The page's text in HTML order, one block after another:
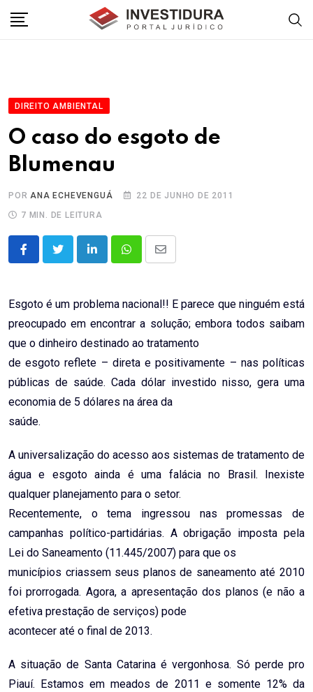
DIREITO AMBIENTAL
O caso do esgoto de
Blumenau
PORANA ECHEVENGUÁ
22 DE JUNHO DE 2011
7 MIN. DE LEITURA
LinkedInWhatsappShare
Email
Esgoto é um problema nacional!! E parece que ninguém está
preocupado em encontrar a solução; embora todos saibam
que o dinheiro destinado ao tratamento
de esgoto reflete – direta e positivamente – nas políticas
públicas de saúde. Cada dólar investido nisso, gera uma
economia de 5 dólares na área da
saúde.
A universalização do acesso aos sistemas de tratamento de
água e esgoto ainda é uma falácia no Brasil. Inexiste
qualquer planejamento para o setor.
Recentemente, o tema ingressou nas promessas de
campanhas político-partidárias. A obrigação imposta pela
Lei do Saneamento (11.445/2007) para que os
municípios criassem seus planos de saneamento até 2010
foi prorrogada. Agora, a apresentação dos planos (e não a
efetiva prestação de serviços) pode
acontecer até o final de 2013.
A situação de Santa Catarina é vergonhosa. Só perde pro
Piauí. Estamos em meados de 2011 e somente 12% da